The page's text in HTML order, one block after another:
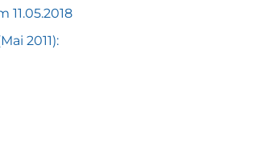
2011):